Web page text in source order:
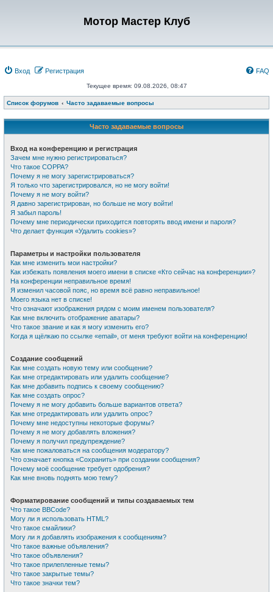
Мотор Мастер Клуб
Вход Регистрация FAQ
Текущее время: 09.08.2026, 08:47
Список форумов Часто задаваемые вопросы
Часто задаваемые вопросы
Вход на конференцию и регистрация
Зачем мне нужно регистрироваться?
Что такое COPPA?
Почему я не могу зарегистрироваться?
Я только что зарегистрировался, но не могу войти!
Почему я не могу войти?
Я давно зарегистрирован, но больше не могу войти!
Я забыл пароль!
Почему мне периодически приходится повторять ввод имени и пароля?
Что делает функция «Удалить cookies»?
Параметры и настройки пользователя
Как мне изменить мои настройки?
Как избежать появления моего имени в списке «Кто сейчас на конференции»?
На конференции неправильное время!
Я изменил часовой пояс, но время всё равно неправильное!
Моего языка нет в списке!
Что означают изображения рядом с моим именем пользователя?
Как мне включить отображение аватары?
Что такое звание и как я могу изменить его?
Когда я щёлкаю по ссылке «email», от меня требуют войти на конференцию!
Создание сообщений
Как мне создать новую тему или сообщение?
Как мне отредактировать или удалить сообщение?
Как мне добавить подпись к своему сообщению?
Как мне создать опрос?
Почему я не могу добавить больше вариантов ответа?
Как мне отредактировать или удалить опрос?
Почему мне недоступны некоторые форумы?
Почему я не могу добавлять вложения?
Почему я получил предупреждение?
Как мне пожаловаться на сообщения модератору?
Что означает кнопка «Сохранить» при создании сообщения?
Почему моё сообщение требует одобрения?
Как мне вновь поднять мою тему?
Форматирование сообщений и типы создаваемых тем
Что такое BBCode?
Могу ли я использовать HTML?
Что такое смайлики?
Могу ли я добавлять изображения к сообщениям?
Что такое важные объявления?
Что такое объявления?
Что такое прилепленные темы?
Что такое закрытые темы?
Что такое значки тем?